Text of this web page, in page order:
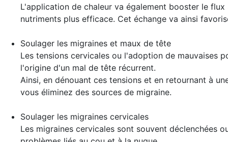
L'application de chaleur va également booster le
nutriments plus efficace. Cet échange va ainsi
Soulager les migraines et maux de tête
Les tensions cervicales ou l'adoption de mauvaises
l'origine d'un mal de tête récurrent.
Ainsi, en dénouant ces tensions et en retournant à
vous éliminez des sources de migraine.
Soulager les migraines cervicales
Les migraines cervicales sont souvent déclenchées